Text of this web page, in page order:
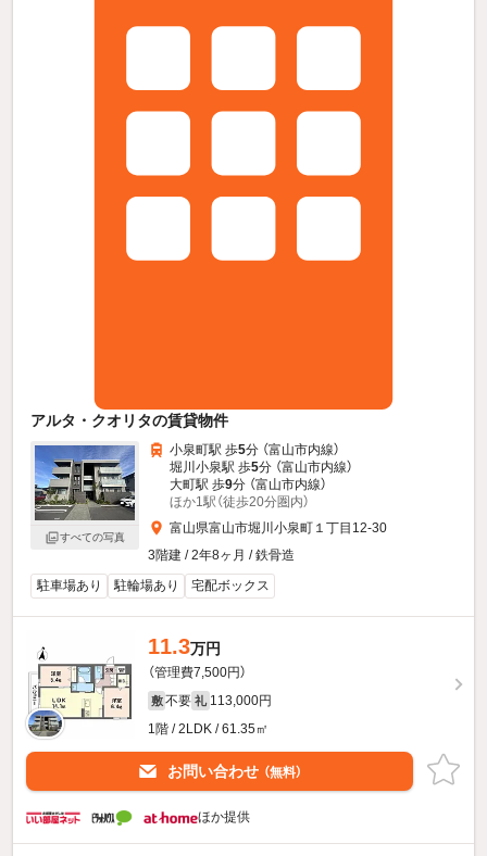
アルタ・クオリタの賃貸物件
すべての写真
小泉町駅 歩5分 （富山市内線）
堀川小泉駅 歩5分 （富山市内線）
大町駅 歩9分 （富山市内線）
ほか1駅（徒歩20分圏内）
富山県富山市堀川小泉町１丁目12-30
3階建 / 2年8ヶ月 / 鉄骨造
駐車場あり
駐輪場あり 宅配ボックス
11.3万円
（管理費7,500円）
敷 不要 礼 113,000円
1階 / 2LDK / 61.35㎡
お問い合わせ （無料）
ほか提供